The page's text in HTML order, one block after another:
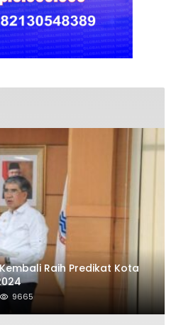
Raih Predikat Kota
9665